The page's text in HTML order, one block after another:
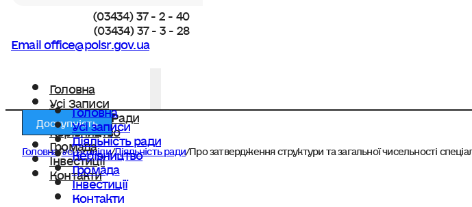
(03434) 37 - 2 - 40
(03434) 37 - 3 - 28
Email office@polsr.gov.ua
Головна
Усі Записи
Діяльність Ради
Керівництво
Громада
Інвестиції
Контакти
Головна
Усі записи
Діяльність ради
Керівництво
Громада
Інвестиції
Контакти
Доступність
Головна/Усі розділи/Діяльність ради/Про затвердження структури та загальної чисельності